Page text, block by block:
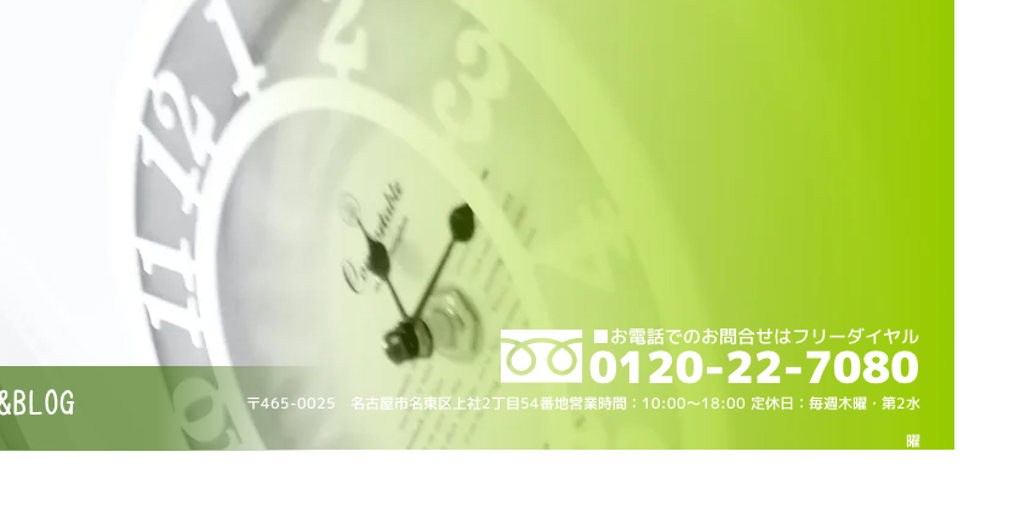
〒465-0025 名古屋市名東区上社2丁目54番地営業時間：10:00～18:00 定休日：毎週木曜・第2水
曜